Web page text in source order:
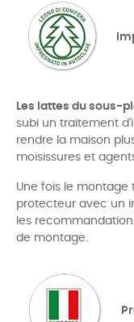
Les lattes du sous-
subi un traitement
rendre la maison
moisissures et
Une fois le
protecteur avec un
les
de montage.